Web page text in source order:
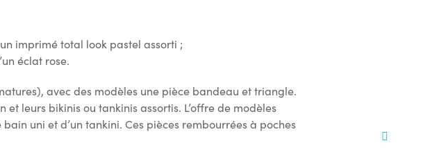
imprimé total look pastel assorti ;
éclat rose.
avec des modèles une pièce bandeau et triangle.
leurs bikinis ou tankinis assortis. L’offre de modèles
uni et d’un tankini. Ces pièces rembourrées à poches